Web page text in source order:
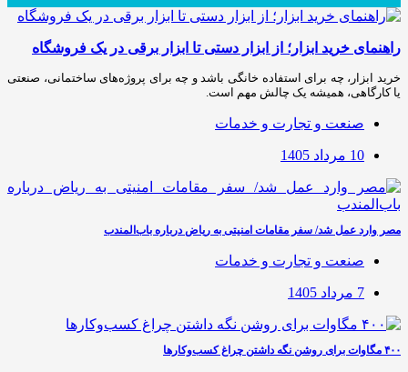
راهنمای خرید ابزار؛ از ابزار دستی تا ابزار برقی در یک فروشگاه
خرید ابزار، چه برای استفاده خانگی باشد و چه برای پروژه‌های ساختمانی، صنعتی
یا کارگاهی، همیشه یک چالش مهم است.
صنعت و تجارت و خدمات
10 مرداد 1405
مصر وارد عمل شد/ سفر مقامات امنیتی به ریاض درباره باب‌المندب
صنعت و تجارت و خدمات
7 مرداد 1405
۴۰۰ مگاوات برای روشن نگه داشتن چراغ کسب‌وکار‌ها